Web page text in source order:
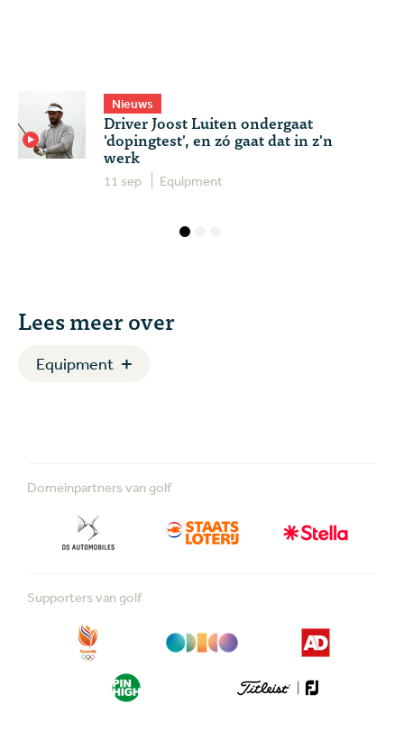
Nieuws
Driver Joost Luiten ondergaat
'dopingtest', en zó gaat dat in z'n
werk
11 sep Equipment
Lees meer over
Equipment
Domeinpartners van golf
Supporters van golf